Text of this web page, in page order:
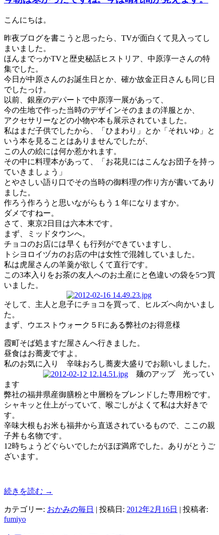
こんにちは。
昨夜ブログを書こうと思ったら、TVが面白くて見入ってし
まいました。
ほんまでっかTVと歴史秘話ヒストリア、中原淳一さんの特
集でした。
今日が中原さんのお誕生日とか、確か故金正日さんも同じ日
でしたっけ。
以前、銀座のデパートで中原淳一展があって、
今の生地で作った当時のデザインそのままの洋服とか、
アクセサリーなどの小物や本も展示されていました。
私はまだ子供でしたから、「ひまわり」とか「それいゆ」と
いう本を見ることはありませんでしたが、
この人の絵には何か惹かれます。
その中に料理本があって、「お花見にはこんなお団子を持っ
ていきましょう」
とやさしい語り口でその当時の御料理の作り方が書いてあり
ました。
作ろう作ろうと思いながらもう１年になりますか。
ダメですねー。
さて、東京2日目は六本木です。
まず、ミッドタウンへ。
チョコのお店には早くも行列ができていますし、
トシヨロイヅカのお店の中は女性で混雑していました。
私は虎屋さんの羊羹が欲しくて直行です。
この3本入りをお茶の友人へのお土産にと色違いの袋を5つ買
いました。
そして、主人と息子にチョコを買って、ヒルズへ向かいまし
た。
まず、ウエストウォーク５Fにある弊社のお得意様
霞町そば処ますだ屋さんへ行きました。
昼食はお蕎麦ですよ。
私のお気に入り 辛味おろし蕎麦大盛りでお願いしました。
麺のアップ 光ってい
ます
弊社の福井県産御膳粉と中層粉をブレンドした専用粉です。
シャキッと仕上がっていて、喉ごしがよくて私は大好きで
す。
辛味大根もお米も福井から直送されているもので、ここの親
子丼も名物です。
12時ちょうどぐらいでしたがほぼ満席でした。ありがとうご
ざいます。
続きを読む →
カテゴリー: おかみの毎日 | 投稿日: 2012年2月16日 | 投稿者:
fumiyo